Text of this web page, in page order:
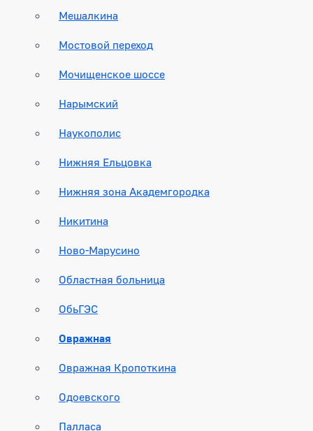
Мешалкина
Мостовой переход
Мочищенское шоссе
Нарымский
Наукополис
Нижняя Ельцовка
Нижняя зона Академгородка
Никитина
Ново-Марусино
Областная больница
ОбьГЭС
Овражная
Овражная Кропоткина
Одоевского
Палласа